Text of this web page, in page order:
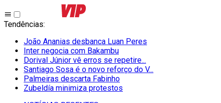
Tendências:
João Ananias desbanca Luan Peres
Inter negocia com Bakambu
Dorival Júnior vê erros se repetire...
Santiago Sosa é o novo reforço do V...
Palmeiras descarta Fabinho
Zubeldía minimiza protestos